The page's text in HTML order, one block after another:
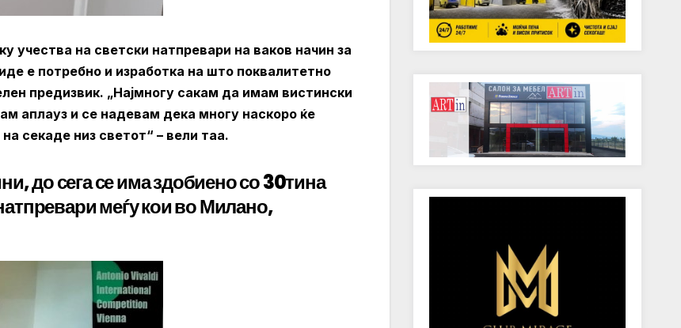
учества на светски натпревари на ваков начин за
е потребно и изработка на што поквалитетно
предизвик. „Најмногу сакам да имам вистински
аплауз и се надевам дека многу наскоро ќе
секаде низ светот“ – вели таа.
до сега се има здобиено со 30тина
меѓу кои во Милано,